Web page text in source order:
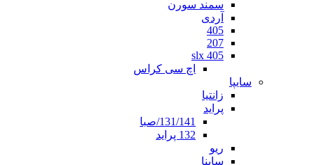
سمند سورن
آردی
405
207
405 slx
اچ سی کراس
سایپا
زانتیا
پراید
131/141/صبا
132 پراید
ریو
ساینا